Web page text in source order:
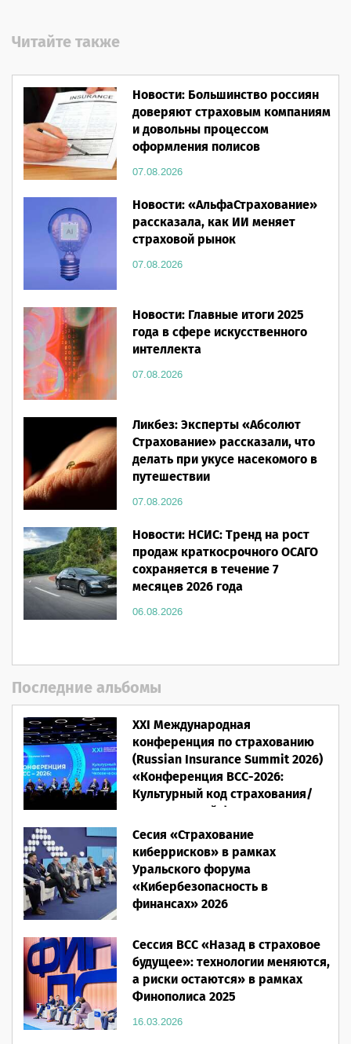
Читайте также
Новости: Большинство россиян
доверяют страховым компаниям
и довольны процессом
оформления полисов
07.08.2026
Новости: «АльфаСтрахование»
рассказала, как ИИ меняет
страховой рынок
07.08.2026
Новости: Главные итоги 2025
года в сфере искусственного
интеллекта
07.08.2026
Ликбез: Эксперты «Абсолют
Страхование» рассказали, что
делать при укусе насекомого в
путешествии
07.08.2026
Новости: НСИС: Тренд на рост
продаж краткосрочного ОСАГО
сохраняется в течение 7
месяцев 2026 года
06.08.2026
Последние альбомы
XXI Международная
конференция по страхованию
(Russian Insurance Summit 2026)
«Конференция ВСС-2026:
Культурный код страхования/
Человеческий фактор»
28.05.2026
Сесия «Страхование
киберрисков» в рамках
Уральского форума
«Кибербезопасность в
финансах» 2026
Сессия ВСС «Назад в страховое
будущее»: технологии меняются,
а риски остаются» в рамках
Финополиса 2025
16.03.2026